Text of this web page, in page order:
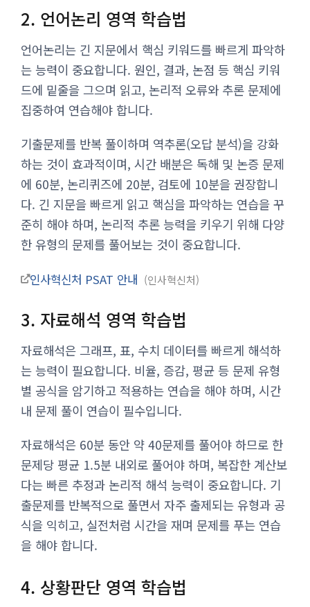
2. 언어논리 영역 학습법
언어논리는 긴 지문에서 핵심 키워드를 빠르게 파악하
는 능력이 중요합니다. 원인, 결과, 논점 등 핵심 키워
드에 밑줄을 그으며 읽고, 논리적 오류와 추론 문제에
집중하여 연습해야 합니다.
기출문제를 반복 풀이하며 역추론(오답 분석)을 강화
하는 것이 효과적이며, 시간 배분은 독해 및 논증 문제
에 60분, 논리퀴즈에 20분, 검토에 10분을 권장합니
다. 긴 지문을 빠르게 읽고 핵심을 파악하는 연습을 꾸
준히 해야 하며, 논리적 추론 능력을 키우기 위해 다양
한 유형의 문제를 풀어보는 것이 중요합니다.
인사혁신처 PSAT 안내 인사혁신처
3. 자료해석 영역 학습법
자료해석은 그래프, 표, 수치 데이터를 빠르게 해석하
는 능력이 필요합니다. 비율, 증감, 평균 등 문제 유형
별 공식을 암기하고 적용하는 연습을 해야 하며, 시간
내 문제 풀이 연습이 필수입니다.
자료해석은 60분 동안 약 40문제를 풀어야 하므로 한
문제당 평균 1.5분 내외로 풀어야 하며, 복잡한 계산보
다는 빠른 추정과 논리적 해석 능력이 중요합니다. 기
출문제를 반복적으로 풀면서 자주 출제되는 유형과 공
식을 익히고, 실전처럼 시간을 재며 문제를 푸는 연습
을 해야 합니다.
4. 상황판단 영역 학습법